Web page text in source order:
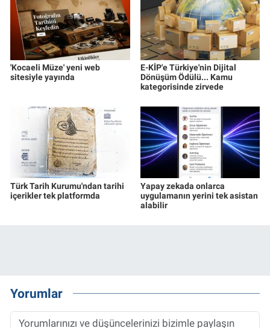
'Kocaeli Müze' yeni web
sitesiyle yayında
E-KİP'e Türkiye'nin Dijital
Dönüşüm Ödülü... Kamu
kategorisinde zirvede
Türk Tarih Kurumu'ndan tarihi
içerikler tek platformda
Yapay zekada onlarca
uygulamanın yerini tek asistan
alabilir
Yorumlar